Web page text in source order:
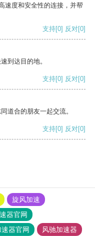
速度和安全性的连接，并帮
支持[0] 反对[0]
到达目的地。
支持[0] 反对[0]
道合的朋友一起交流。
支持[0] 反对[0]
旋风加速
器官网
器官网
风驰加速器